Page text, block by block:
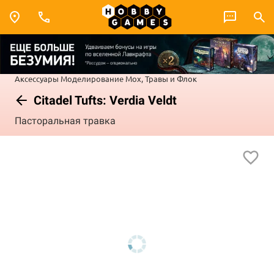
Аксессуары Моделирование Мох, Травы и Флок
Citadel Tufts: Verdia Veldt
Пасторальная травка